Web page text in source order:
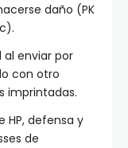
daño (PK
al enviar por
con otro
imprintadas.
HP, defensa y
de